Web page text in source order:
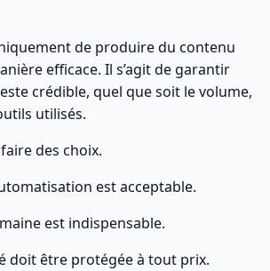
de produire du contenu
efficace. Il s’agit de garantir
crédible, quel que soit le volume,
utilisés.
des choix.
est acceptable.
est indispensable.
doit être protégée à tout prix.